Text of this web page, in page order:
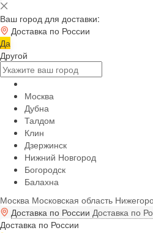
Ваш город для доставки:
Доставка по России
Да
Другой
Москва
Дубна
Талдом
Клин
Дзержинск
Нижний Новгород
Богородск
Балахна
Москва Московская область
Доставка по России Доставка по
Доставка по России